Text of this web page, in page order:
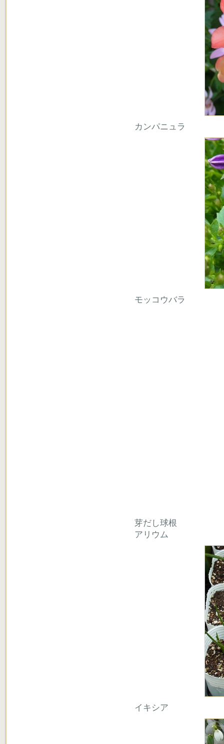
カンパニュラ
モッコウバラ
芽だし球根
アリウム
イキシア